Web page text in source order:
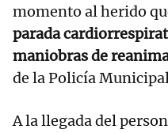
momento al herido
parada
maniobras de
de la Policía
A la llegada del